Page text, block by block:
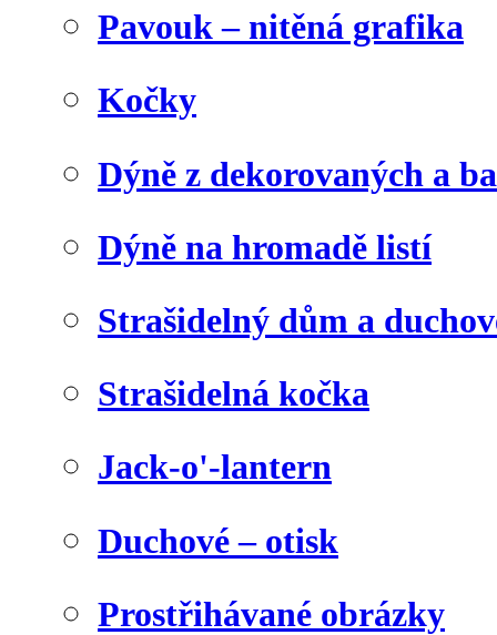
Pavouk – nitěná grafika
Kočky
Dýně z dekorovaných a
Dýně na hromadě listí
Strašidelný dům a
Strašidelná kočka
Jack-o'-lantern
Duchové – otisk
Prostřihávané obrázky